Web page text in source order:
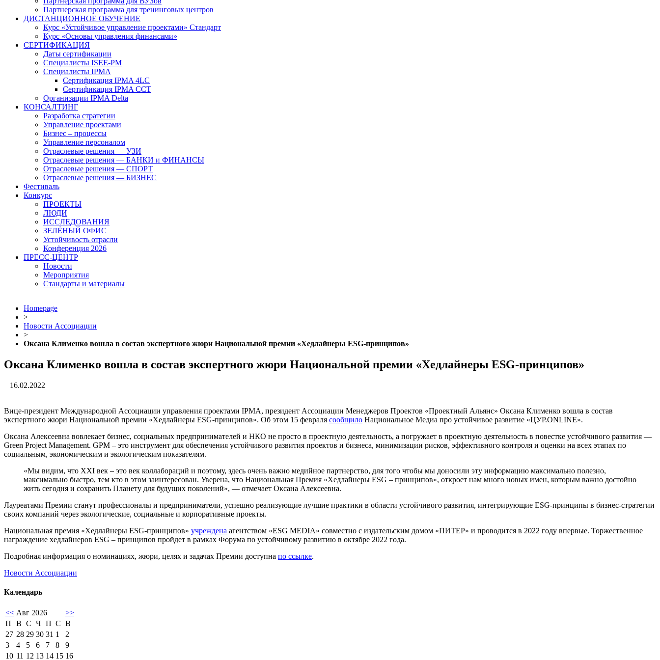
Партнерская программа для тренинговых центров
ДИСТАНЦИОННОЕ ОБУЧЕНИЕ
Курс «Устойчивое управление проектами» Стандарт
Курс «Основы управления финансами»
СЕРТИФИКАЦИЯ
Даты сертификации
Специалисты ISEE-PM
Специалисты IPMA
Сертификация IPMA 4LC
Сертификация IPMA CCT
Организации IPMA Delta
КОНСАЛТИНГ
Разработка стратегии
Управление проектами
Бизнес – процессы
Управление персоналом
Отраслевые решения — УЗИ
Отраслевые решения — БАНКИ и ФИНАНСЫ
Отраслевые решения — СПОРТ
Отраслевые решения — БИЗНЕС
Фестиваль
Конкурс
ПРОЕКТЫ
ЛЮДИ
ИССЛЕДОВАНИЯ
ЗЕЛЁНЫЙ ОФИС
Устойчивость отрасли
Конференция 2026
ПРЕСС-ЦЕНТР
Новости
Мероприятия
Стандарты и материалы
Homepage
>
Новости Ассоциации
>
Оксана Клименко вошла в состав экспертного жюри Национальной премии «Хедлайнеры ESG-принципов»
Оксана Клименко вошла в состав экспертного жюри Национальной премии «Хедлайнеры ESG-принципов»
16.02.2022
Вице-президент Международной Ассоциации управления проектами IPMA, президент Ассоциации Менеджеров Проектов «Проектный Альянс» Оксана Клименко вошла в состав
экспертного жюри Национальной премии «Хедлайнеры ESG-принципов». Об этом 15 февраля сообщило Национальное Медиа про устойчивое развитие «ЦУР.ONLINE».
Оксана Алексеевна вовлекает бизнес, социальных предпринимателей и НКО не просто в проектную деятельность, а погружает в проектную деятельность в повестке устойчивого развития —
Green Project Management. GPM – это инструмент для обеспечения устойчивого развития проектов и бизнеса, минимизации рисков, эффективного контроля и оценки на всех этапах по
социальным, экономическим и экологическим показателям.
«Мы видим, что XXI век – это век коллабораций и поэтому, здесь очень важно медийное партнерство, для того чтобы мы доносили эту информацию максимально полезно,
максимально быстро, тем кто в этом заинтересован. Уверена, что Национальная Премия «Хедлайнеры ESG – принципов», откроет нам много новых имен, которым важно достойно
жить сегодня и сохранить Планету для будущих поколений», — отмечает Оксана Алексеевна.
Лауреатами Премии станут профессионалы и предприниматели, успешно реализующие лучшие практики в области устойчивого развития, интегрирующие ESG-принципы в бизнес-стратегии
своих компаний через экологические, социальные и корпоративные проекты.
Национальная премия «Хедлайнеры ESG-принципов» учреждена агентством «ESG MEDIA» совместно с издательским домом «ПИТЕР» и проводится в 2022 году впервые. Торжественное
награждение хедлайнеров ESG – принципов пройдет в рамках Форума по устойчивому развитию в октябре 2022 года.
Подробная информация о номинациях, жюри, целях и задачах Премии доступна по ссылке.
Новости Ассоциации
Календарь
<< Авг 2026
>>
П
В С Ч П С В
27 28 29 30 31 1
2
3
4 5 6 7 8
9
10 11 12 13 14 15 16